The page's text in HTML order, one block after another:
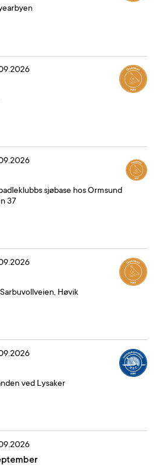
sjøbase hos Ormsund
37
Høvik
ved Lysaker